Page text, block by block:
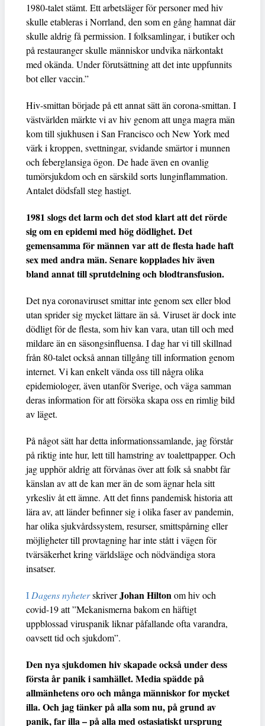
1980-talet stämt. Ett arbetsläger för personer med hiv
skulle etableras i Norrland, den som en gång hamnat där
skulle aldrig få permission. I folksamlingar, i butiker och
på restauranger skulle människor undvika närkontakt
med okända. Under förutsättning att det inte uppfunnits
bot eller vaccin.”
Hiv-smittan började på ett annat sätt än corona-smittan. I
västvärlden märkte vi av hiv genom att unga magra män
kom till sjukhusen i San Francisco och New York med
värk i kroppen, svettningar, svidande smärtor i munnen
och feberglansiga ögon. De hade även en ovanlig
tumörsjukdom och en särskild sorts lunginflammation.
Antalet dödsfall steg hastigt.
1981 slogs det larm och det stod klart att det rörde
sig om en epidemi med hög dödlighet. Det
gemensamma för männen var att de flesta hade haft
sex med andra män. Senare kopplades hiv även
bland annat till sprutdelning och blodtransfusion.
Det nya coronaviruset smittar inte genom sex eller blod
utan sprider sig mycket lättare än så. Viruset är dock inte
dödligt för de flesta, som hiv kan vara, utan till och med
mildare än en säsongsinfluensa. I dag har vi till skillnad
från 80-talet också annan tillgång till information genom
internet. Vi kan enkelt vända oss till några olika
epidemiologer, även utanför Sverige, och väga samman
deras information för att försöka skapa oss en rimlig bild
av läget.
På något sätt har detta informationssamlande, jag förstår
på riktig inte hur, lett till hamstring av toalettpapper. Och
jag upphör aldrig att förvånas över att folk så snabbt får
känslan av att de kan mer än de som ägnar hela sitt
yrkesliv åt ett ämne. Att det finns pandemisk historia att
lära av, att länder befinner sig i olika faser av pandemin,
har olika sjukvårdssystem, resurser, smittspårning eller
möjligheter till provtagning har inte stått i vägen för
tvärsäkerhet kring världsläge och nödvändiga stora
insatser.
I Dagens nyheterskriverJohan Hiltonom hiv och
covid-19 att ”Mekanismerna bakom en häftigt
uppblossad viruspanik liknar påfallande ofta varandra,
oavsett tid och sjukdom”.
Den nya sjukdomen hiv skapade också under dess
första år panik i samhället. Media spädde på
allmänhetens oro och många människor for mycket
illa. Och jag tänker på alla som nu, på grund av
panik, far illa – på alla med ostasiatiskt ursprung